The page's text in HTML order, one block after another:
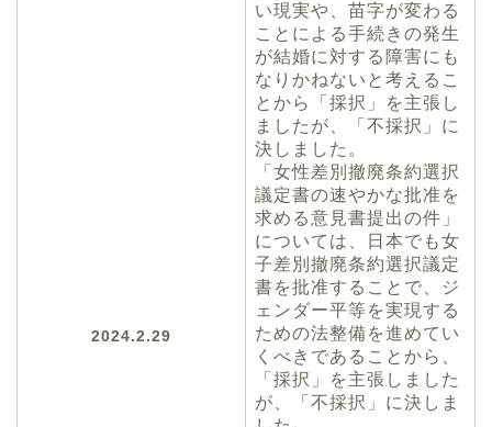
2024.2.29
い現実や、苗字が変わる
ことによる手続きの発生
が結婚に対する障害にも
なりかねないと考えるこ
とから「採択」を主張し
ましたが、「不採択」に
決しました。
「女性差別撤廃条約選択
議定書の速やかな批准を
求める意見書提出の件」
については、日本でも女
子差別撤廃条約選択議定
書を批准することで、ジ
ェンダー平等を実現する
ための法整備を進めてい
くべきであることから、
「採択」を主張しました
が、「不採択」に決しま